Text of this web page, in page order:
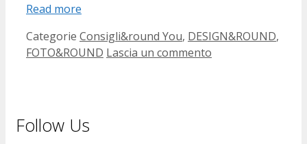
Read more
Categorie Consigli&round You, DESIGN&ROUND,
FOTO&ROUND Lascia un commento
Follow Us